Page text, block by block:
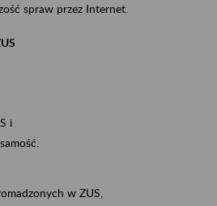
spraw przez Internet.
i
w ZUS,